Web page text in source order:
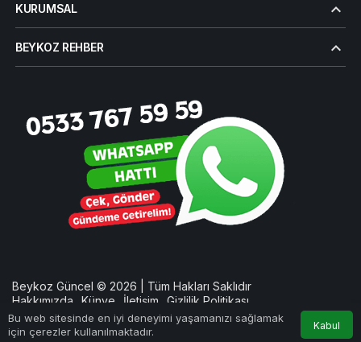
Bu web sitesinde en iyi deneyimi yaşamanızı sağlamak
için çerezler kullanılmaktadır.
Kabul
KURUMSAL
BEYKOZ REHBER
Beykoz Güncel © 2026 | Tüm Hakları Saklıdır
Hakkımızda
Künye İletişim Gizlilik Politikası